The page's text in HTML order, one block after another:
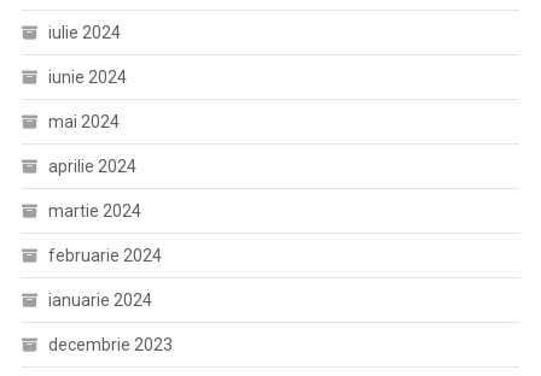
iulie 2024
iunie 2024
mai 2024
aprilie 2024
martie 2024
februarie 2024
ianuarie 2024
decembrie 2023